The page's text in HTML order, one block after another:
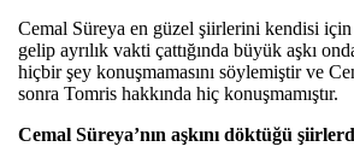
Cemal Süreya en güzel şiirlerini kendisi için
gelip ayrılık vakti çattığında büyük aşkı
hiçbir şey konuşmamasını söylemiştir ve
sonra Tomris hakkında hiç konuşmamıştır.
Cemal Süreya’nın aşkını döktüğü